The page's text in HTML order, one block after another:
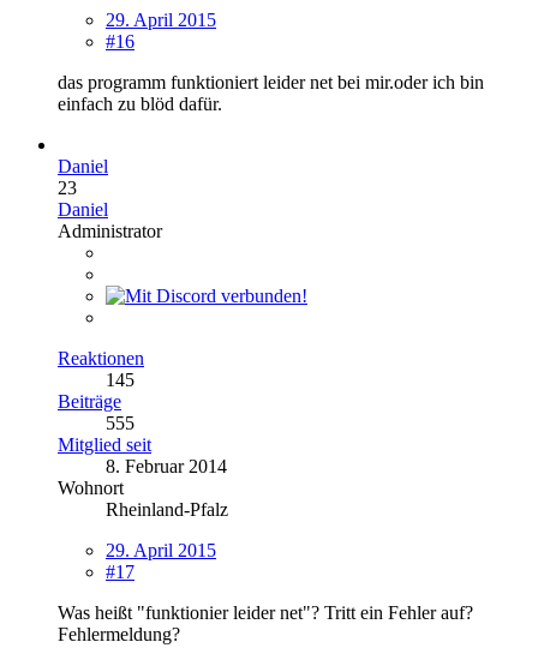
29. April 2015
#16
das programm funktioniert leider net bei mir.oder ich bin
einfach zu blöd dafür.
Daniel
23
Daniel
Administrator
Reaktionen
145
Beiträge
555
Mitglied seit
8. Februar 2014
Wohnort
Rheinland-Pfalz
29. April 2015
#17
Was heißt "funktionier leider net"? Tritt ein Fehler auf?
Fehlermeldung?